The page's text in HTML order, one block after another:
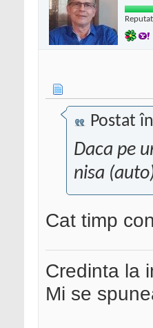
Postat
Daca pe
nisa
Cat timp
Credinta la
Mi se